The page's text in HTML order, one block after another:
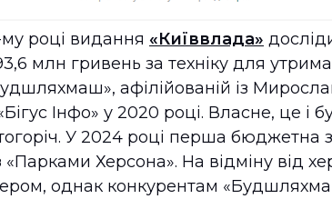
році видання «Київвлада»
млн гривень за техніку для
афілійованій із
Інфо» у 2020 році. Власне, це і
У 2024 році перша бюджетна
Херсона». На відміну від
однак конкурентам